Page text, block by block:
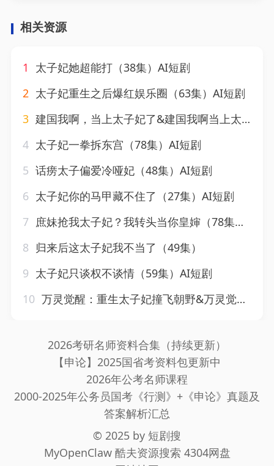
相关资源
1
太子妃她超能打（38集）AI短剧
2 太子妃重生之后爆红娱乐圈（63集）AI短剧
3 建国我啊，当上太子妃了&建国我啊当上太子妃了（20集）AI短剧
4 太子妃一拳拆东宫（78集）AI短剧
5 话痨太子偏爱冷哑妃（48集）AI短剧
6 太子妃你的马甲藏不住了（27集）AI短剧
7 庶妹抢我太子妃？我转头当你皇婶（78集）AI短剧
8 归来后这太子妃我不当了（49集）
9 太子妃只谈权不谈情（59集）AI短剧
10 万灵觉醒：重生太子妃撞飞朝野&万灵觉醒重生太子妃撞飞朝野（67集）AI短剧
2026考研名师资料合集（持续更新）
【申论】2025国省考资料包更新中
2026年公考名师课程
2000-2025年公务员国考《行测》+《申论》真题及
答案解析汇总
© 2025 by 短剧搜
MyOpenClaw酷夫资源搜索 4304网盘